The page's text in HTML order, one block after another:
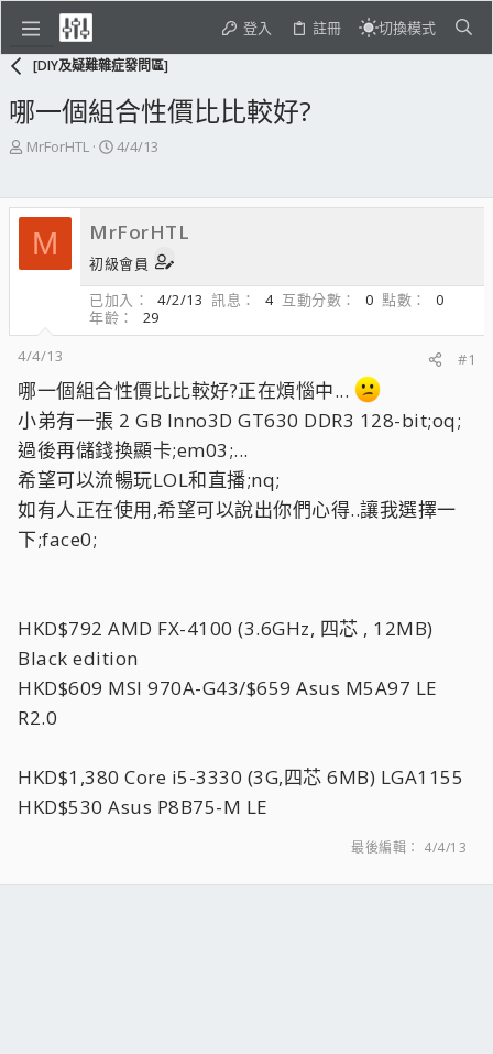
登入 註冊 切換模式
[DIY及疑難雜症發問區]
哪一個組合性價比比較好?
主
起
人
MrForHTL
開
期
4/4/13
M MrForHTL
初級會員
已加入
4/2/13 訊息 4 互動分數 0 點數
0
年齡
29
4/4/13
#1
哪一個組合性價比比較好?正在煩惱中...
小弟有一張 2 GB Inno3D GT630 DDR3 128-bit;oq;
過後再儲錢換顯卡;em03;...
希望可以流暢玩LOL和直播;nq;
如有人正在使用,希望可以說出你們心得..讓我選擇一
下;face0;
HKD$792 AMD FX-4100 (3.6GHz, 四芯 , 12MB)
Black edition
HKD$609 MSI 970A-G43/$659 Asus M5A97 LE
R2.0
HKD$1,380 Core i5-3330 (3G,四芯 6MB) LGA1155
HKD$530 Asus P8B75-M LE
最後編輯： 4/4/13